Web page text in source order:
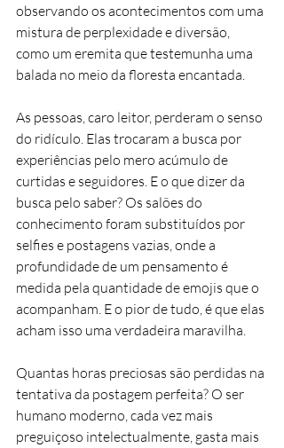
observando os acontecimentos com uma
mistura de perplexidade e diversão,
como um eremita que testemunha uma
balada no meio da floresta encantada.
As pessoas, caro leitor, perderam o senso
do ridículo. Elas trocaram a busca por
experiências pelo mero acúmulo de
curtidas e seguidores. E o que dizer da
busca pelo saber? Os salões do
conhecimento foram substituídos por
selfies e postagens vazias, onde a
profundidade de um pensamento é
medida pela quantidade de emojis que o
acompanham. E o pior de tudo, é que elas
acham isso uma verdadeira maravilha.
Quantas horas preciosas são perdidas na
tentativa da postagem perfeita? O ser
humano moderno, cada vez mais
preguiçoso intelectualmente, gasta mais